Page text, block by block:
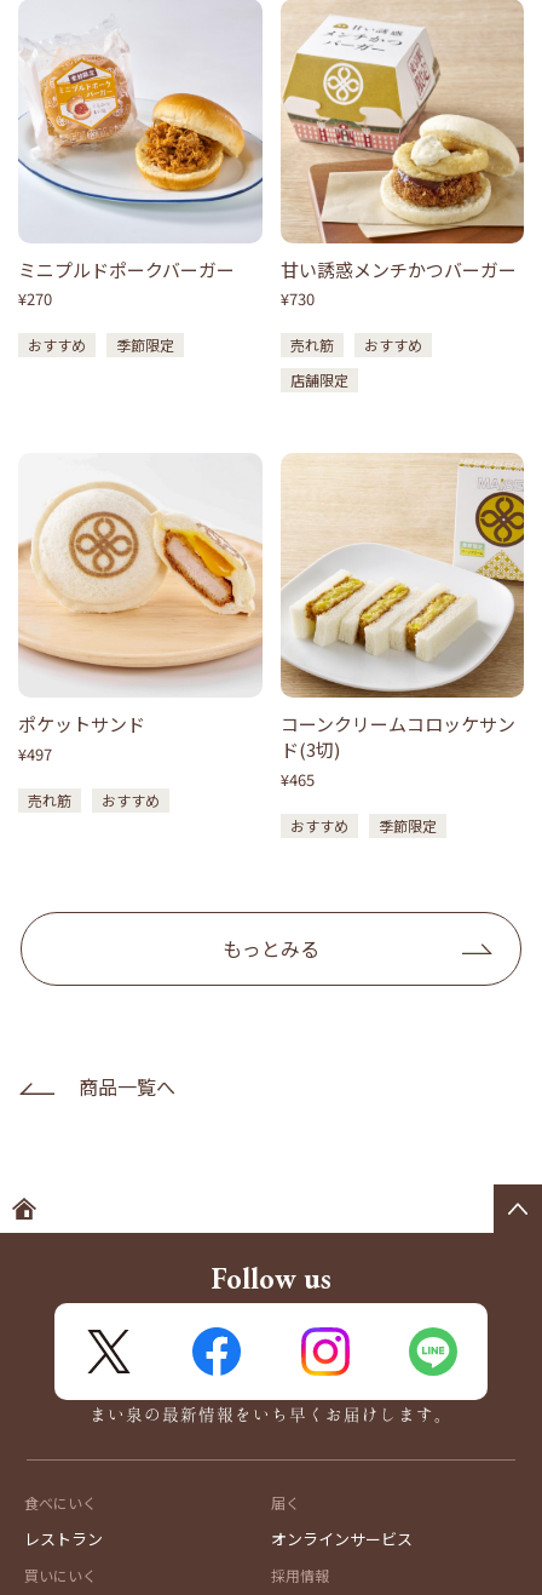
ミニプルドポークバーガー
¥270
おすすめ 季節限定
甘い誘惑メンチかつバーガー
¥730
売れ筋
おすすめ
店舗限定
ポケットサンド
¥497
売れ筋 おすすめ
コーンクリームコロッケサン
ド(3切)
¥465
おすすめ 季節限定
もっとみる
商品一覧へ
Follow us
FaceBook Instagram
まい泉の最新情報をいち早くお届けします。
食べにいく
レストラン
買いにいく
届く
オンラインサービス
採用情報